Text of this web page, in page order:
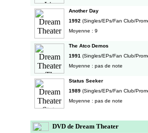
Another Day
1992 (Singles/EPs/Fan Club/
Moyenne : 9
The Atco Demos
1991 (Singles/EPs/Fan Club/
Moyenne : pas de note
Status Seeker
1989 (Singles/EPs/Fan Club/
Moyenne : pas de note
DVD de Dream Theater